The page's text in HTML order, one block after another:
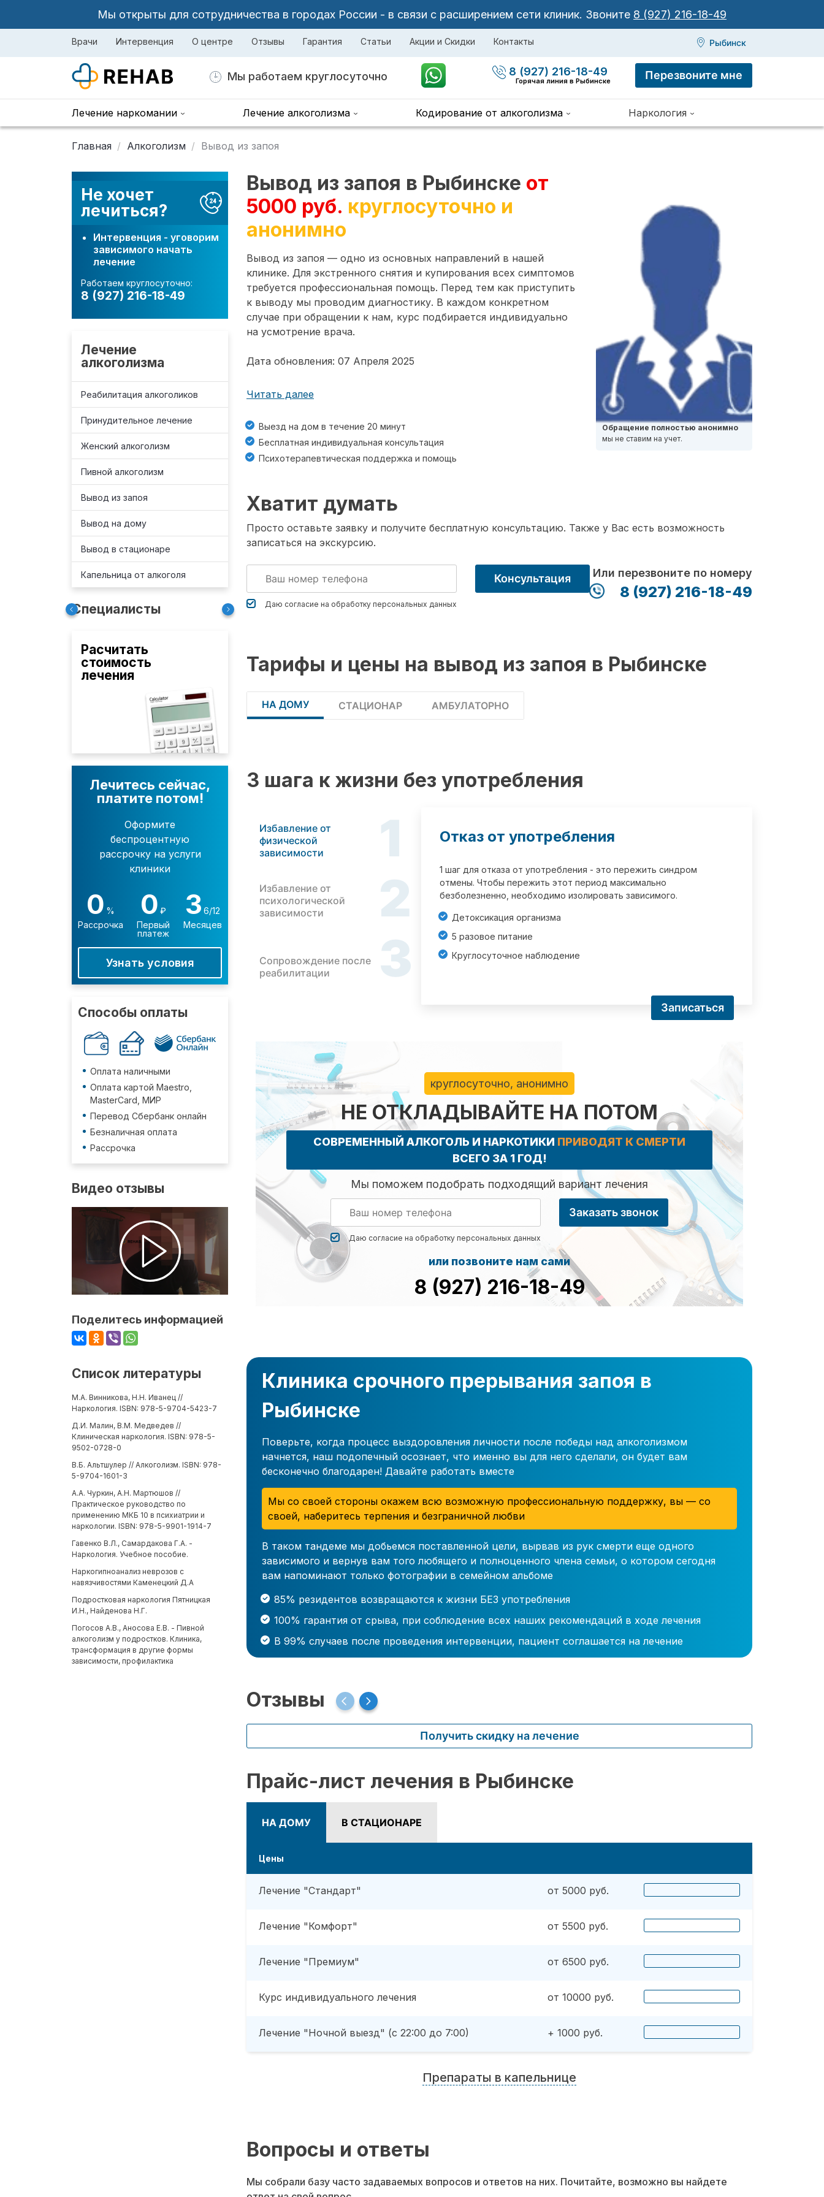
Мы открыты для сотрудничества в городах России - в связи с расширением сети клиник. Звоните 8 (927) 216-18-49
Врачи Интервенция О центре Отзывы Гарантия Статьи Акции и Скидки Контакты Рыбинск
Мы работаем круглосуточно 8 (927) 216-18-49
Горячая линия в Рыбинске Перезвоните мне
Лечение наркомании Лечение алкоголизма Кодирование от алкоголизма Наркология
Главная Алкоголизм Вывод из запоя
Не хочет
лечиться?
Интервенция - уговорим
зависимого начать
лечение
Работаем круглосуточно:
8 (927) 216-18-49
Лечение
алкоголизма
Реабилитация алкоголиков
Принудительное лечение
Женский алкоголизм
Пивной алкоголизм
Вывод из запоя
Вывод на дому
Вывод в стационаре
Капельница от алкоголя
Специалисты
Расчитать
стоимость
лечения
Лечитесь сейчас,
платите потом!
Оформите
беспроцентную
рассрочку на услуги
клиники
0 %
Рассрочка
0 ₽
Первый
платеж
3 6/12
Месяцев
Узнать условия
Способы оплаты
Оплата наличными
Оплата картой Maestro,
MasterCard, МИР
Перевод Сбербанк онлайн
Безналичная оплата
Рассрочка
Видео отзывы
Поделитесь информацией
Список литературы
М.А. Винникова, Н.Н. Иванец //
Наркология. ISBN: 978-5-9704-5423-7
Д.И. Малин, В.М. Медведев //
Клиническая наркология. ISBN: 978-5-
9502-0728-0
В.Б. Альтшулер // Алкоголизм. ISBN: 978-
5-9704-1601-3
А.А. Чуркин, А.Н. Мартюшов //
Практическое руководство по
применению МКБ 10 в психиатрии и
наркологии. ISBN: 978-5-9901-1914-7
Гавенко В.Л., Самардакова Г.А. -
Наркология. Учебное пособие.
Наркогипноанализ неврозов с
навязчивостями Каменецкий Д.А
Подростковая наркология Пятницкая
И.Н., Найденова Н.Г.
Погосов А.В., Аносова Е.В. - Пивной
алкоголизм у подростков. Клиника,
трансформация в другие формы
зависимости, профилактика
Вывод из запоя в Рыбинске от
5000 руб. круглосуточно и
анонимно
Вывод из запоя — одно из основных направлений в нашей
клинике. Для экстренного снятия и купирования всех симптомов
требуется профессиональная помощь. Перед тем как приступить
к выводу мы проводим диагностику. В каждом конкретном
случае при обращении к нам, курс подбирается индивидуально
на усмотрение врача.
Дата обновления: 07 Апреля 2025
Читать далее
Выезд на дом в течение 20 минут
Бесплатная индивидуальная консультация
Психотерапевтическая поддержка и помощь
Обращение полностью анонимно
мы не ставим на учет.
Хватит думать
Просто оставьте заявку и получите бесплатную консультацию. Также у Вас есть возможность
записаться на экскурсию.
Даю согласие на обработку персональных данных
Консультация Или перезвоните по номеру
8 (927) 216-18-49
Тарифы и цены на вывод из запоя в Рыбинске
НА ДОМУ СТАЦИОНАР АМБУЛАТОРНО
3 шага к жизни без употребления
Избавление от
физической
зависимости
1
Избавление от
психологической
зависимости
2
Сопровождение после
реабилитации
3
Отказ от употребления
1 шаг для отказа от употребления - это пережить синдром
отмены. Чтобы пережить этот период максимально
безболезненно, необходимо изолировать зависимого.
Детоксикация организма
5 разовое питание
Круглосуточное наблюдение
Записаться
круглосуточно, анонимно
НЕ ОТКЛАДЫВАЙТЕ НА ПОТОМ
СОВРЕМЕННЫЙ АЛКОГОЛЬ И НАРКОТИКИ ПРИВОДЯТ К СМЕРТИ
ВСЕГО ЗА 1 ГОД!
Мы поможем подобрать подходящий вариант лечения
Даю согласие на обработку персональных данных
Заказать звонок
или позвоните нам сами
8 (927) 216-18-49
Клиника срочного прерывания запоя в
Рыбинске
Поверьте, когда процесс выздоровления личности после победы над алкоголизмом
начнется, наш подопечный осознает, что именно вы для него сделали, он будет вам
бесконечно благодарен! Давайте работать вместе
Мы со своей стороны окажем всю возможную профессиональную поддержку, вы — со
своей, наберитесь терпения и безграничной любви
В таком тандеме мы добьемся поставленной цели, вырвав из рук смерти еще одного
зависимого и вернув вам того любящего и полноценного члена семьи, о котором сегодня
вам напоминают только фотографии в семейном альбоме
85% резидентов возвращаются к жизни БЕЗ употребления
100% гарантия от срыва, при соблюдение всех наших рекомендаций в ходе лечения
В 99% случаев после проведения интервенции, пациент соглашается на лечение
Отзывы
Получить скидку на лечение
Прайс-лист лечения в Рыбинске
НА ДОМУ В СТАЦИОНАРЕ
Цены
Лечение "Стандарт" от 5000 руб.
Лечение "Комфорт" от 5500 руб.
Лечение "Премиум" от 6500 руб.
Курс индивидуального лечения от 10000 руб.
Лечение "Ночной выезд" (с 22:00 до 7:00) + 1000 руб.
Препараты в капельнице
Вопросы и ответы
Мы собрали базу часто задаваемых вопросов и ответов на них. Почитайте, возможно вы найдете